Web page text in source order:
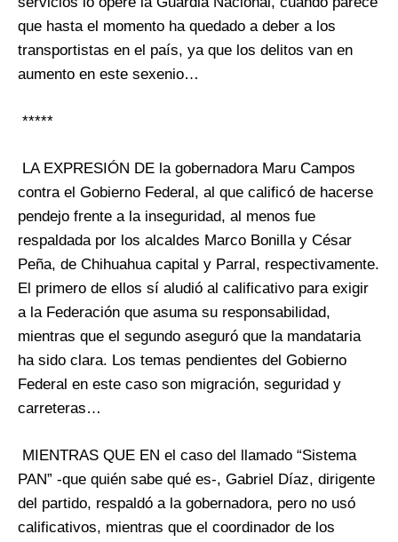
que hasta el momento ha quedado a deber a los
transportistas en el país, ya que los delitos van en
aumento en este sexenio…
*****
LA EXPRESIÓN DE la gobernadora Maru Campos
contra el Gobierno Federal, al que calificó de hacerse
pendejo frente a la inseguridad, al menos fue
respaldada por los alcaldes Marco Bonilla y César
Peña, de Chihuahua capital y Parral, respectivamente.
El primero de ellos sí aludió al calificativo para exigir
a la Federación que asuma su responsabilidad,
mientras que el segundo aseguró que la mandataria
ha sido clara. Los temas pendientes del Gobierno
Federal en este caso son migración, seguridad y
carreteras…
MIENTRAS QUE EN el caso del llamado “Sistema
PAN” -que quién sabe qué es-, Gabriel Díaz, dirigente
del partido, respaldó a la gobernadora, pero no usó
calificativos, mientras que el coordinador de los